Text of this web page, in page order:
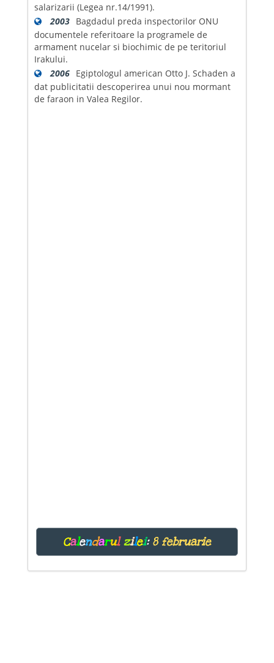
salarizarii (Legea nr.14/1991).
2003 Bagdadul preda inspectorilor ONU
documentele referitoare la programele de
armament nucelar si biochimic de pe teritoriul
Irakului.
2006 Egiptologul american Otto J. Schaden a
dat publicitatii descoperirea unui nou mormant
de faraon in Valea Regilor.
Calendarul zilei: 8 februarie